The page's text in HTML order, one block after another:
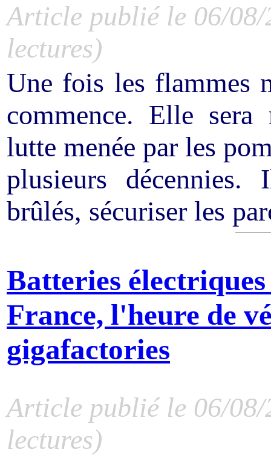
Article publié le 06/
lectures)
Une fois les flammes
commence. Elle
lutte menée par les
plusieurs
brûlés, sécuriser les
Batteries
France, l'heure de
gigafactories
Article publié le 06/
lectures)